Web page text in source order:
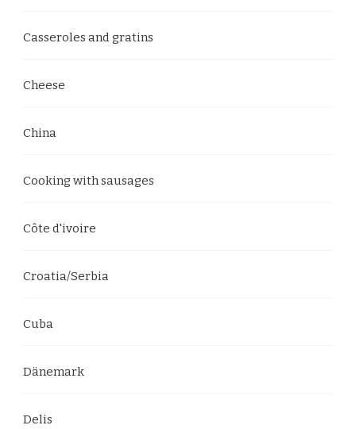
Casseroles and gratins
Cheese
China
Cooking with sausages
Côte d'ivoire
Croatia/Serbia
Cuba
Dänemark
Delis